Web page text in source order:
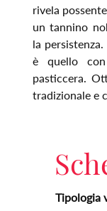
rivela
un tannino
la
è quello
pasticcera.
tradizionale e
Tipologia